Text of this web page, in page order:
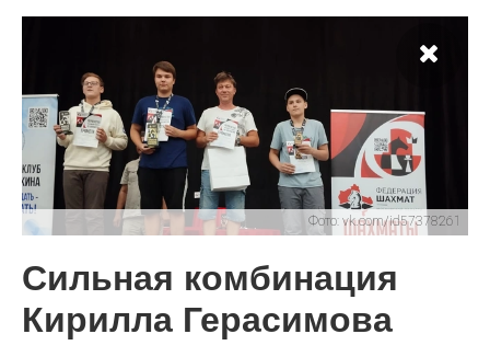
Чувство Родины — одно на
всех
Фото: vk.com/id57378261
Сильная комбинация
Кирилла Герасимова